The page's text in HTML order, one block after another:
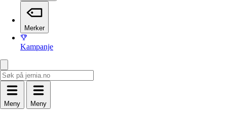
Merker
Kampanje
Meny Meny